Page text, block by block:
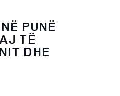
PUNË
TË
DHE